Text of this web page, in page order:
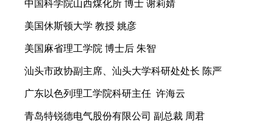
中国科学院山西煤化所 博士 谢莉婧
美国休斯顿大学 教授 姚彦
美国麻省理工学院 博士后 朱智
汕头市政协副主席、汕头大学科研处处长 陈严
广东以色列理工学院科研主任 许海云
青岛特锐德电气股份有限公司 副总裁 周君